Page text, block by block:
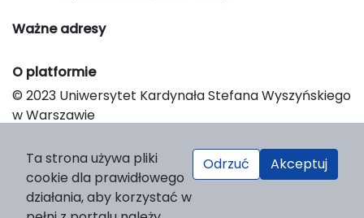
Ważne adresy
O platformie
© 2023 Uniwersytet Kardynała Stefana Wyszyńskiego
w Warszawie
Platform & Workflow by OJS/PKP
Ta strona używa pliki
cookie dla prawidłowego
działania, aby korzystać w
Odrzuć Akceptuj